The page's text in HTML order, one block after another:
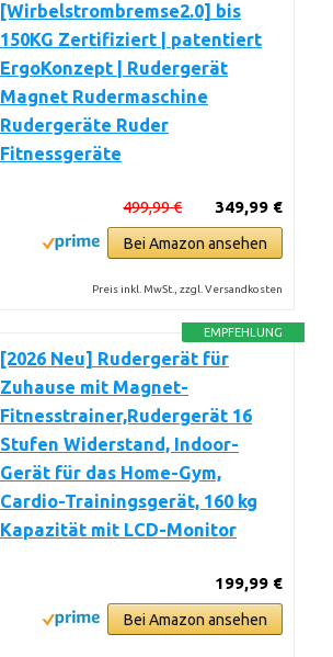
[Wirbelstrombremse2.0] bis
150KG Zertifiziert | patentiert
ErgoKonzept | Rudergerät
Magnet Rudermaschine
Rudergeräte Ruder
Fitnessgeräte
349,99 €
499,99 €
Bei Amazon ansehen
Preis inkl. MwSt., zzgl. Versandkosten
EMPFEHLUNG
[2026 Neu] Rudergerät für
Zuhause mit Magnet-
Fitnesstrainer,Rudergerät 16
Stufen Widerstand, Indoor-
Gerät für das Home-Gym,
Cardio-Trainingsgerät, 160 kg
Kapazität mit LCD-Monitor
199,99 €
Bei Amazon ansehen